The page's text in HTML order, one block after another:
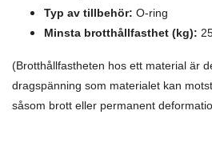
Typ av tillbehör: O-ring
Minsta brotthållfasthet (kg):
(Brotthållfastheten hos ett material är
dragspänning som materialet kan
såsom brott eller permanent